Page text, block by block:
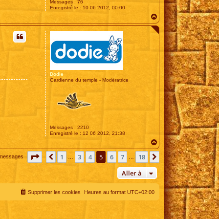
Messages : 76
Enregistré le : 10 06 2012, 00:00
a
u
Dodie
Gardienne du temple - Modératrice
Messages : 2210
Enregistré le : 12 06 2012, 21:38
a
t
Page sur18
Précédente
1 3 4 5 6 7 18 Suivante
Aller à
Heures au format UTC+02:00
Supprimer les cookies